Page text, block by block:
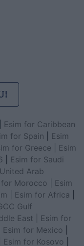
Esim for Caribbean
for Spain
Esim
for Greece
Esim
Esim for Saudi
Arab
for Morocco
Esim
Esim for Africa
Gulf
East
Esim for
Esim for Mexico
Esim for Kosovo